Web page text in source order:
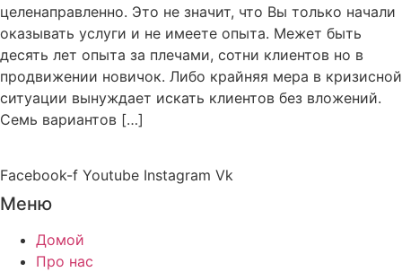
целенаправленно. Это не значит, что Вы только начали
оказывать услуги и не имеете опыта. Межет быть
десять лет опыта за плечами, сотни клиентов но в
продвижении новичок. Либо крайняя мера в кризисной
ситуации вынуждает искать клиентов без вложений.
Семь вариантов […]
Facebook-f Youtube Instagram Vk
Меню
Домой
Про нас